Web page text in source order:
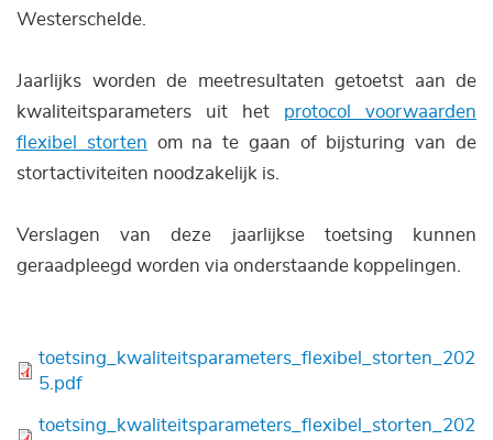
Westerschelde.
Jaarlijks worden de meetresultaten getoetst aan de
kwaliteitsparameters uit het protocol voorwaarden
flexibel storten om na te gaan of bijsturing van de
stortactiviteiten noodzakelijk is.
Verslagen van deze jaarlijkse toetsing kunnen
geraadpleegd worden via onderstaande koppelingen.
Bestand
toetsing_kwaliteitsparameters_flexibel_storten_202
5.pdf
Bestand
toetsing_kwaliteitsparameters_flexibel_storten_202